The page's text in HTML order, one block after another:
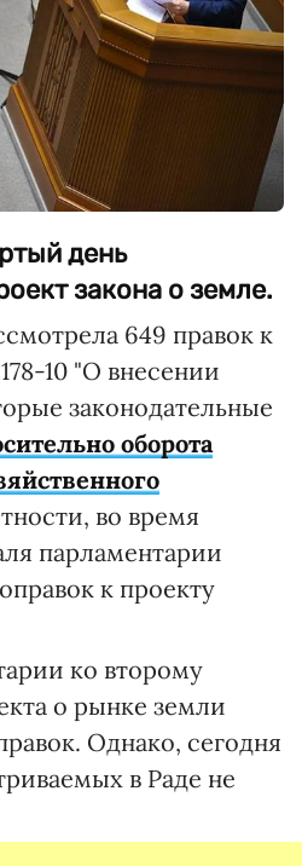
день
закона о земле.
649 правок к
10 "О внесении
законодательные
оборота
во время
парламентарии
к проекту
ко второму
о рынке земли
Однако, сегодня
в Раде не